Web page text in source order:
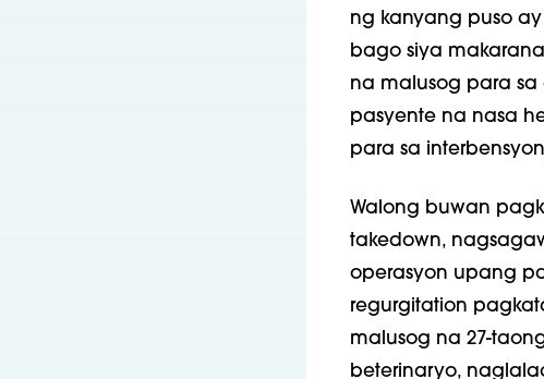
ng kanyang puso
bago siya
na malusog para
pasyente na nasa
para sa
Walong buwan
takedown,
operasyon upang
regurgitation
malusog na 27-
beterinaryo,